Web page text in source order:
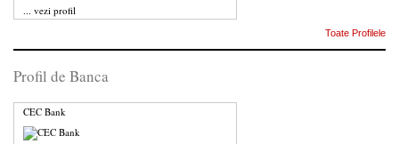
... vezi profil
Toate Profilele
Profil de Banca
CEC Bank